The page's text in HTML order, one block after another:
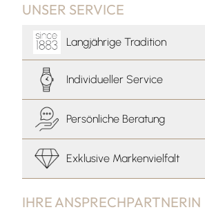
IHRE ANSPRECHPARTNERIN
UNSER SERVICE
Langjährige Tradition
Individueller Service
Persönliche Beratung
Exklusive Markenvielfalt